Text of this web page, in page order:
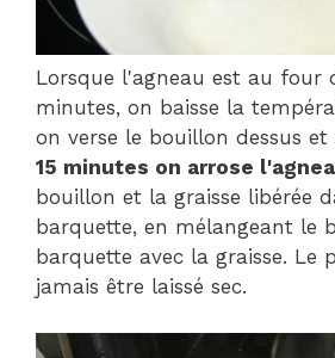
Lorsque l'agneau est au four
minutes, on baisse la
on verse le bouillon dessus et
15 minutes on arrose
bouillon et la graisse libérée
barquette, en mélangeant le
barquette avec la graisse. Le
jamais être laissé sec.